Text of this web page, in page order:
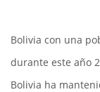
Bolivia con una
durante este año
Bolivia ha